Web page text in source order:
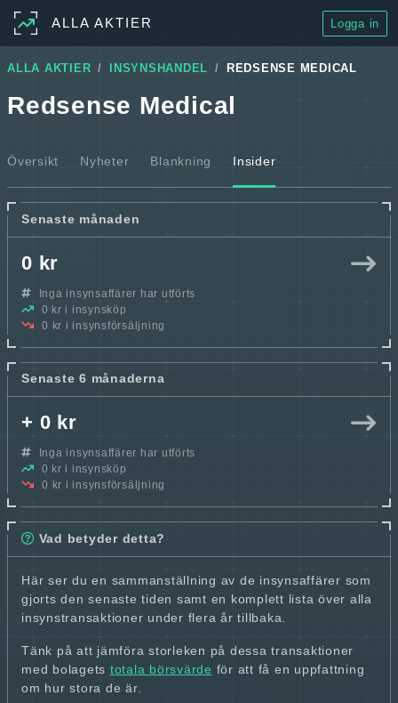
ALLA AKTIER Logga in
ALLA AKTIER INSYNSHANDEL REDSENSE MEDICAL
Redsense Medical
Översikt Nyheter Blankning Insider
Senaste månaden
0 kr
Inga insynsaffärer har utförts
0 kr i insynsköp
0 kr i insynsförsäljning
Senaste 6 månaderna
+ 0 kr
Inga insynsaffärer har utförts
0 kr i insynsköp
0 kr i insynsförsäljning
Vad betyder detta?
Här ser du en sammanställning av de insynsaffärer som
gjorts den senaste tiden samt en komplett lista över alla
insynstransaktioner under flera år tillbaka.
Tänk på att jämföra storleken på dessa transaktioner
med bolagets totala börsvärde för att få en uppfattning
om hur stora de är.